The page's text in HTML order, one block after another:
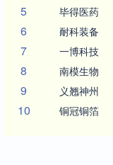
5 毕得医药
6 耐科装备
7 一博科技
8 南模生物
9 义翘神州
10 铜冠铜箔